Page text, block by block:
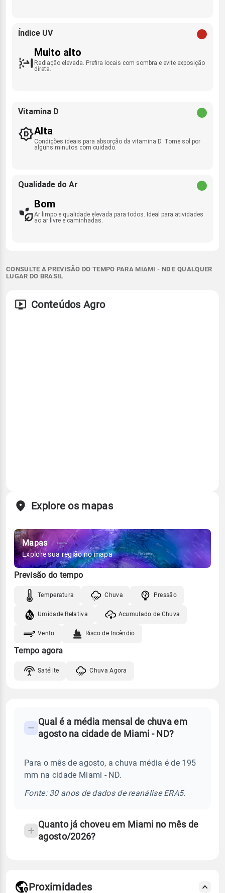
Índice UV
Muito alto
Radiação elevada. Prefira locais com sombra e evite exposição
direta.
Vitamina D
Alta
Condições ideais para absorção da vitamina D. Tome sol por
alguns minutos com cuidado.
Qualidade do Ar
Bom
Ar limpo e qualidade elevada para todos. Ideal para atividades
ao ar livre e caminhadas.
CONSULTE A PREVISÃO DO TEMPO PARA MIAMI - ND E QUALQUER
LUGAR DO BRASIL
Conteúdos Agro
Explore os mapas
Mapas
Explore sua região no mapa
Previsão do tempo
Temperatura Chuva Pressão
Umidade Relativa Acumulado de Chuva
Vento Risco de Incêndio
Tempo agora
Satélite Chuva Agora
Perguntas
sobre
chuva
Qual é a média mensal de chuva em
agosto na cidade de Miami - ND?
Para o mês de agosto, a chuva média é de 195
mm na cidade Miami - ND.
Fonte: 30 anos de dados de reanálise ERA5.
Quanto já choveu em Miami no mês de
agosto/2026?
Proximidades